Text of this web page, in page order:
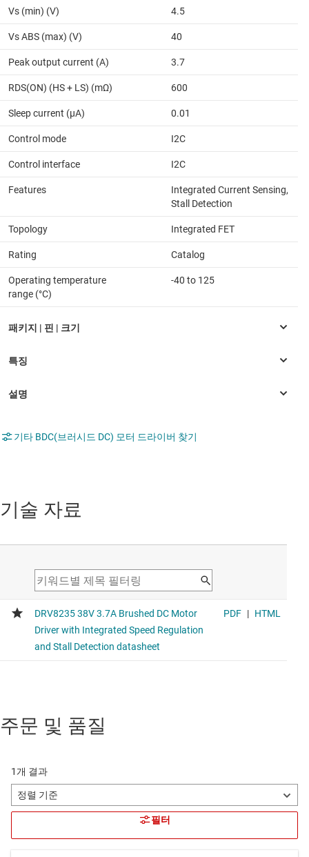
Vs (min) (V) 4.5
Vs ABS (max) (V) 40
Peak output current (A) 3.7
RDS(ON) (HS + LS) (mΩ) 600
Sleep current (µA) 0.01
Control mode I2C
Control interface I2C
Features
Integrated Current Sensing,
Stall Detection
Topology Integrated FET
Rating Catalog
Operating temperature
range (°C)
-40 to 125
기타 BDC(브러시드 DC) 모터 드라이버 찾기
기술 자료
주문 및 품질